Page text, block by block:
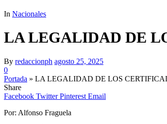
In Nacionales
LA LEGALIDAD DE
By redaccionph agosto 25, 2025
0
Portada » LA LEGALIDAD DE LOS
Share
Facebook Twitter Pinterest Email
Por: Alfonso Fraguela